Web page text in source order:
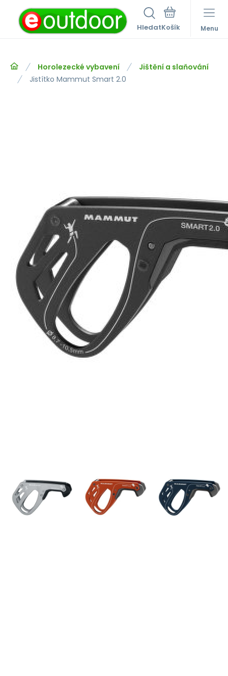
Hledat Menu
Horolezecké vybavení
Jištění a slaňování
Jistítko Mammut Smart 2.0